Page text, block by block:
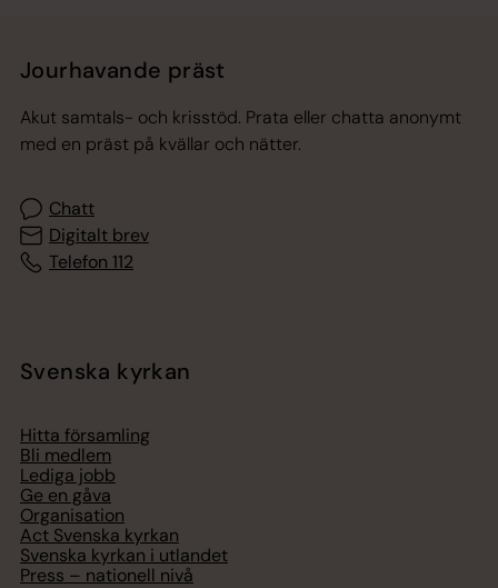
Jourhavande präst
Akut samtals- och krisstöd. Prata eller chatta anonymt
med en präst på kvällar och nätter.
Chatt
Digitalt brev
Telefon 112
Svenska kyrkan
Hitta församling
Bli medlem
Lediga jobb
Ge en gåva
Organisation
Act Svenska kyrkan
Svenska kyrkan i utlandet
Press – nationell nivå